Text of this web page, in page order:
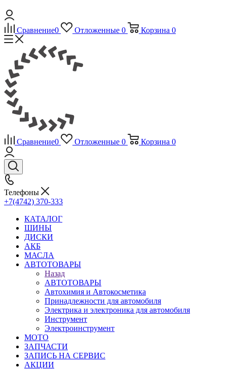
Сравнение0 Отложенные 0 Корзина 0
Сравнение0 Отложенные 0 Корзина 0
Телефоны
+7(4742) 370-333
КАТАЛОГ
ШИНЫ
ДИСКИ
АКБ
МАСЛА
АВТОТОВАРЫ
Назад
АВТОТОВАРЫ
Автохимия и Автокосметика
Принадлежности для автомобиля
Электрика и электроника для автомобиля
Инструмент
Электроинструмент
МОТО
ЗАПЧАСТИ
ЗАПИСЬ НА СЕРВИС
АКЦИИ